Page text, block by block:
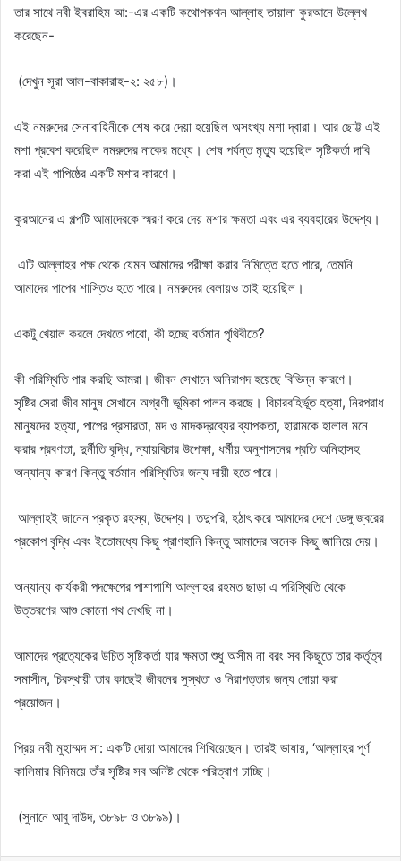
তার সাথে নবী ইবরাহিম আ:-এর একটি কথোপকথন আল্লাহ তায়ালা কুরআনে উল্লেখ
করেছেন-
(দেখুন সূরা আল-বাকারাহ-২: ২৫৮)।
এই নমরুদের সেনাবাহিনীকে শেষ করে দেয়া হয়েছিল অসংখ্য মশা দ্বারা। আর ছোট্ট এই
মশা প্রবেশ করেছিল নমরুদের নাকের মধ্যে। শেষ পর্যন্ত মৃত্যু হয়েছিল সৃষ্টিকর্তা দাবি
করা এই পাপিষ্ঠের একটি মশার কারণে।
কুরআনের এ গল্পটি আমাদেরকে স্মরণ করে দেয় মশার ক্ষমতা এবং এর ব্যবহারের উদ্দেশ্য।
এটি আল্লাহর পক্ষ থেকে যেমন আমাদের পরীক্ষা করার নিমিত্তে হতে পারে, তেমনি
আমাদের পাপের শাস্তিও হতে পারে। নমরুদের বেলায়ও তাই হয়েছিল।
একটু খেয়াল করলে দেখতে পাবো, কী হচ্ছে বর্তমান পৃথিবীতে?
কী পরিস্থিতি পার করছি আমরা। জীবন সেখানে অনিরাপদ হয়েছে বিভিন্ন কারণে।
সৃষ্টির সেরা জীব মানুষ সেখানে অগ্রণী ভূমিকা পালন করছে। বিচারবহির্ভূত হত্যা, নিরপরাধ
মানুষদের হত্যা, পাপের প্রসারতা, মদ ও মাদকদ্রব্যের ব্যাপকতা, হারামকে হালাল মনে
করার প্রবণতা, দুর্নীতি বৃদ্ধি, ন্যায়বিচার উপেক্ষা, ধর্মীয় অনুশাসনের প্রতি অনিহাসহ
অন্যান্য কারণ কিন্তু বর্তমান পরিস্থিতির জন্য দায়ী হতে পারে।
আল্লাহই জানেন প্রকৃত রহস্য, উদ্দেশ্য। তদুপরি, হঠাৎ করে আমাদের দেশে ডেঙ্গু জ্বরের
প্রকোপ বৃদ্ধি এবং ইতোমধ্যে কিছু প্রাণহানি কিন্তু আমাদের অনেক কিছু জানিয়ে দেয়।
অন্যান্য কার্যকরী পদক্ষেপের পাশাপাশি আল্লাহর রহমত ছাড়া এ পরিস্থিতি থেকে
উত্তরণের আশু কোনো পথ দেখছি না।
আমাদের প্রত্যেকের উচিত সৃষ্টিকর্তা যার ক্ষমতা শুধু অসীম না বরং সব কিছুতে তার কর্তৃত্ব
সমাসীন, চিরস্থায়ী তার কাছেই জীবনের সুস্থতা ও নিরাপত্তার জন্য দোয়া করা
প্রয়োজন।
প্রিয় নবী মুহাম্মদ সা: একটি দোয়া আমাদের শিখিয়েছেন। তারই ভাষায়, ‘আল্লাহর পূর্ণ
কালিমার বিনিময়ে তাঁর সৃষ্টির সব অনিষ্ট থেকে পরিত্রাণ চাচ্ছি।
(সুনানে আবু দাউদ, ৩৮৯৮ ও ৩৮৯৯)।